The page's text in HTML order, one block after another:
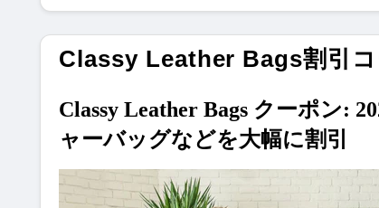
Classy Leather Bags割引
Classy Leather Bags クーポン:
ャーバッグなどを大幅に割引